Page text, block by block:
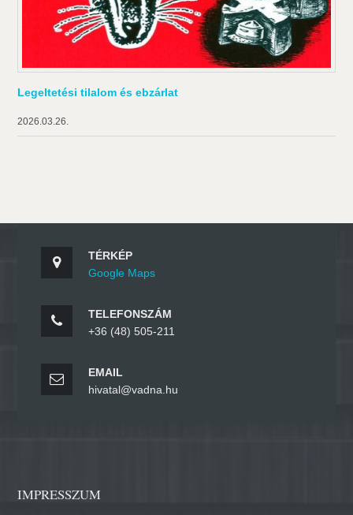
Legeltetési tilalom és ebzárlat
2026.03.26.
TÉRKÉP
Google Maps
TELEFONSZÁM
+36 (48) 505-211
EMAIL
hivatal@vadna.hu
IMPRESSZUM